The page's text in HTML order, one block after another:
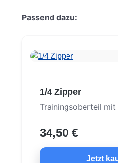
Produktgalerie überspringen
Passend dazu:
1/4 Zipper
Trainingsoberteil mit
34,50 €
Jetzt